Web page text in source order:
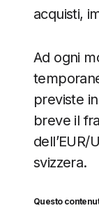
acquisti,
Ad ogni
previste
breve il
svizzera.
Questo